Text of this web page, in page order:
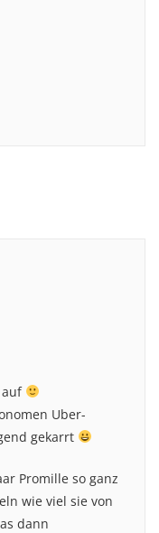
auf
Uber-
gekarrt
Promille so ganz
wie viel sie von
dann